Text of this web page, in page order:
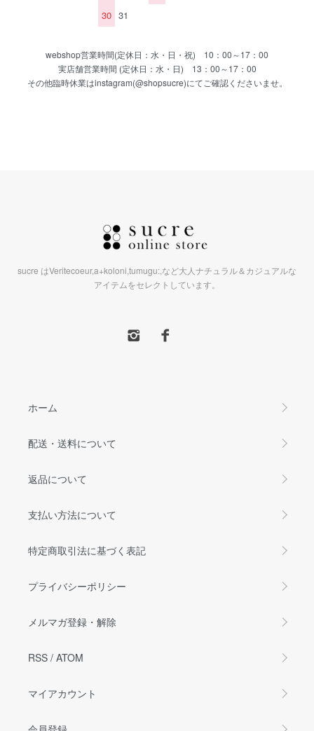
30 31
webshop営業時間(定休日：水・日・祝) 10：00～17：00
実店舗営業時間 (定休日：水・日) 13：00～17：00
その他臨時休業はinstagram(@shopsucre)にてご確認くださいませ。
sucre はVeritecoeur,a+koloni,tumugu:,など大人ナチュラル＆カジュアルな
アイテムをセレクトしています。
ホーム
配送・送料について
返品について
支払い方法について
特定商取引法に基づく表記
プライバシーポリシー
メルマガ登録・解除
RSS / ATOM
マイアカウント